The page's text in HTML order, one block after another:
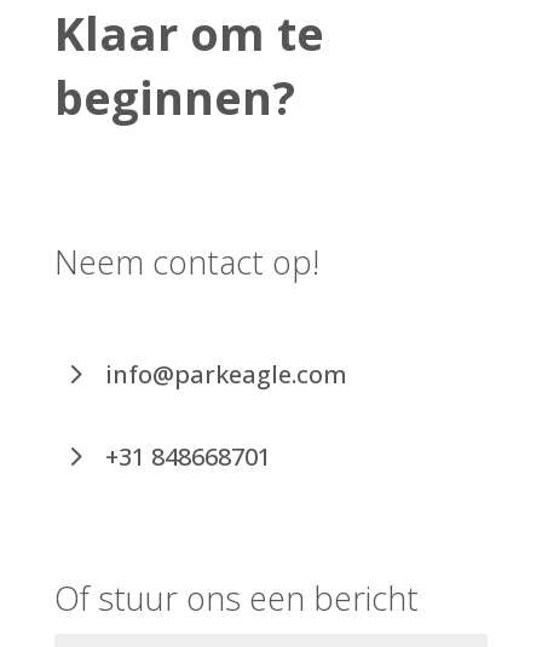
Klaar om te
beginnen?
Neem contact op!
info@parkeagle.com
+31 848668701
Of stuur ons een bericht